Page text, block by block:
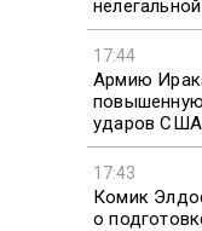
17:44
Армию
ударов США
17:43
Комик
о